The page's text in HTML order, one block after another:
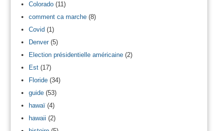
Colorado(11)
comment ca marche(8)
Covid(1)
Denver(5)
Election présidentielle américaine(2)
Est(17)
Floride(34)
guide(53)
hawaï(4)
hawaii (2)